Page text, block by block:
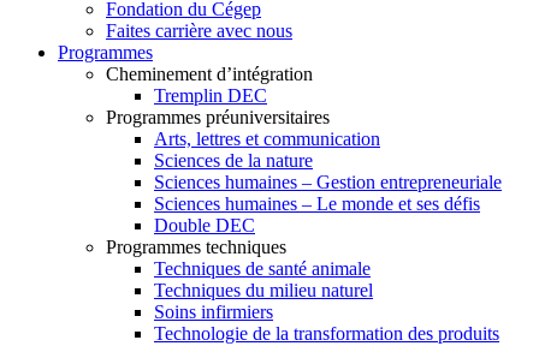
Fondation du Cégep
Faites carrière avec nous
Programmes
Cheminement d’intégration
Tremplin DEC
Programmes préuniversitaires
Arts, lettres et communication
Sciences de la nature
Sciences humaines – Gestion entrepreneuriale
Sciences humaines – Le monde et ses défis
Double DEC
Programmes techniques
Techniques de santé animale
Techniques du milieu naturel
Soins infirmiers
Technologie de la transformation des produits